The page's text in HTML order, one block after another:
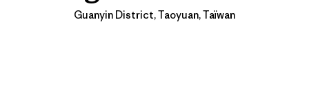
Guanyin District, Taoyuan, Taïwan